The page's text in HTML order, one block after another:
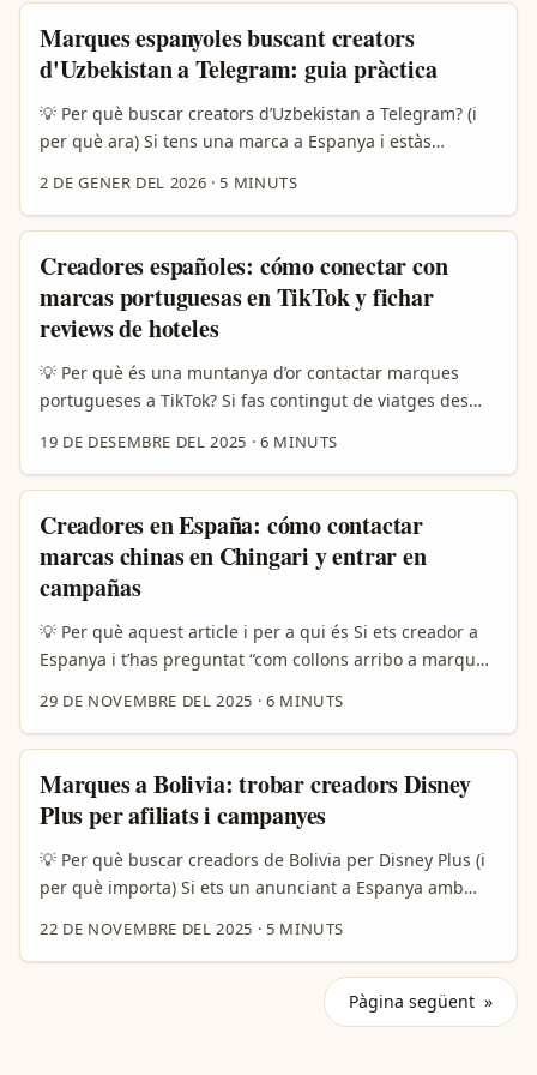
model del Snap Star Incubator amb Nykaa). Això vol dir
més creators emergents, més eines AR i opcions
publicitàries nadiues que faciliten proves de producte
breus i mesurables. ...
Marques espanyoles buscant creators
d'Uzbekistan a Telegram: guia pràctica
💡 Per què buscar creators d’Uzbekistan a Telegram? (i
per què ara) Si tens una marca a Espanya i estàs
funcionar en mercats eurasiàtics, Telegram no és una
plataforma exòtica: és el hub principal de comunitats,
canals i creadors regionals al món post-2020. A països
com Uzbekistan, molts creators han migrat a Telegram
per la seva combinació d’audiència fidel, opcions de
monetització directa i eines nadiues per a
venda/recomanacions. ...
2 DE GENER DEL 2026 · 5 MINUTS
Creadores españoles: cómo conectar con
marcas portuguesas en TikTok y fichar
reviews de hoteles
💡 Per què és una muntanya d’or contactar marques
portugueses a TikTok? Si fas contingut de viatges des
patrocinat, la pregunta real no és “com enviar un DM”,
sinó “com demostrar que ets la millor aposta per
convertir vistes en reserves”. Les marques turístiques
portugueses busquen autenticitat, ROI i créixer entre
joves que actuen ràpid: això ho confirma l’ús
d’influencers en promocions de destinacions, on la
confiança del públic és la clau (veure el cas de Discover
Puerto Rico en estratègies d’influencers). ...
19 DE DESEMBRE DEL 2025 · 6 MINUTS
Creadores en España: cómo contactar
marcas chinas en Chingari y entrar en
campañas
💡 Per què aquest article i per a qui és Si ets creador a
Espanya i t’has preguntat “com collons arribo a marques
estàs al lloc correcte. No parlo de trucs màgics ni de
comprar followers; parlo d’una combinació pràctica de
intel·ligència cultural que funciona avui (novembre
2025). ...
29 DE NOVEMBRE DEL 2025 · 6 MINUTS
Marques a Bolivia: trobar creadors Disney
Plus per afiliats i campanyes
💡 Per què buscar creadors de Bolivia per Disney Plus (i
per què importa) Si ets un anunciant a Espanya amb
audiències llatinoamericanes o vols provar mercats on el
cost per adquisició baixa i la fidelització pot ser alta.
Bolivia té una comunitat de creadors emergent a TikTok i
Instagram que consumeix i parla de plataformes OTT —i
22 DE NOVEMBRE DEL 2025 · 5 MINUTS
Pàgina següent »